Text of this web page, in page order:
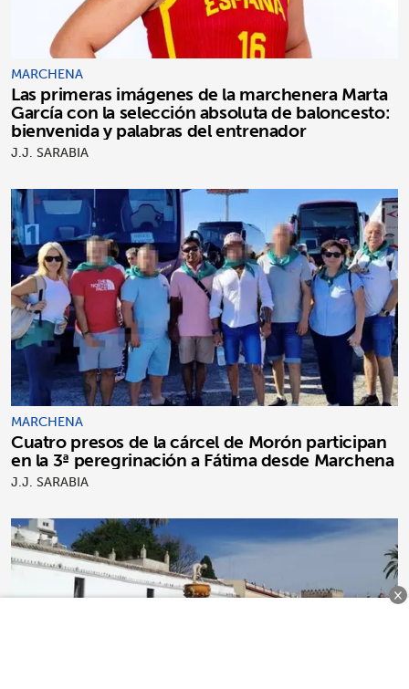
MARCHENA
Las primeras imágenes de la marchenera Marta
García con la selección absoluta de baloncesto:
bienvenida y palabras del entrenador
J.J. SARABIA
MARCHENA
Cuatro presos de la cárcel de Morón participan
en la 3ª peregrinación a Fátima desde Marchena
J.J. SARABIA
×